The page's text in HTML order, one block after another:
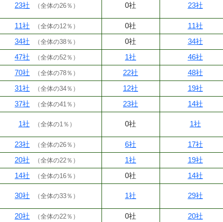
23社 （全体の26％ ） 0社 23社
11社 （全体の12％ ） 0社 11社
34社 （全体の38％ ） 0社 34社
47社 （全体の52％ ） 1社 46社
70社 （全体の78％ ） 22社 48社
31社 （全体の34％ ） 12社 19社
37社 （全体の41％ ） 23社 14社
1社 （全体の1％ ） 0社 1社
23社 （全体の26％ ） 6社 17社
20社 （全体の22％ ） 1社 19社
14社 （全体の16％ ） 0社 14社
30社 （全体の33％ ） 1社 29社
20社 （全体の22％ ） 0社 20社